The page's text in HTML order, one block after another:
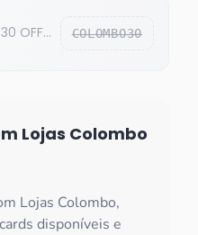
OFF
COLOMBO30
Lojas Colombo
Lojas Colombo,
disponíveis e